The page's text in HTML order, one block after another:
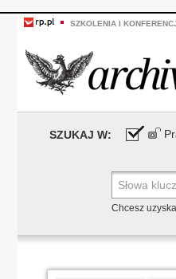
SZKOLENIA I
SZUKAJ W:
Chcesz